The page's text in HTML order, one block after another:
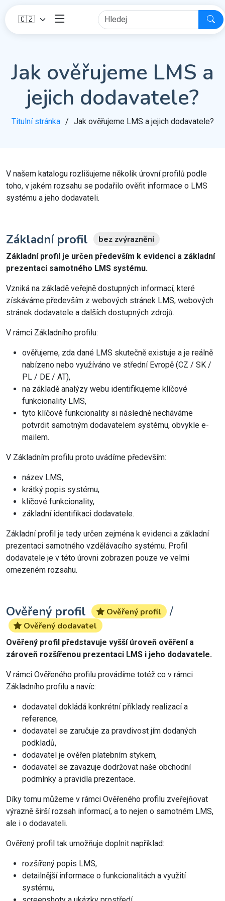
Jak ověřujeme LMS a
jejich dodavatele?
Titulní stránka Jak ověřujeme LMS a jejich dodavatele?
V našem katalogu rozlišujeme několik úrovní profilů podle
toho, v jakém rozsahu se podařilo ověřit informace o LMS
systému a jeho dodavateli.
Základní profil bez zvýraznění
Základní profil je určen především k evidenci a základní
prezentaci samotného LMS systému.
Vzniká na základě veřejně dostupných informací, které
získáváme především z webových stránek LMS, webových
stránek dodavatele a dalších dostupných zdrojů.
V rámci Základního profilu:
ověřujeme, zda dané LMS skutečně existuje a je reálně
nabízeno nebo využíváno ve střední Evropě (CZ / SK /
PL / DE / AT),
na základě analýzy webu identifikujeme klíčové
funkcionality LMS,
tyto klíčové funkcionality si následně necháváme
potvrdit samotným dodavatelem systému, obvykle e-
mailem.
V Základním profilu proto uvádíme především:
název LMS,
krátký popis systému,
klíčové funkcionality,
základní identifikaci dodavatele.
Základní profil je tedy určen zejména k evidenci a základní
prezentaci samotného vzdělávacího systému. Profil
dodavatele je v této úrovni zobrazen pouze ve velmi
omezeném rozsahu.
Ověřený profil Ověřený profil /
Ověřený dodavatel
Ověřený profil představuje vyšší úroveň ověření a
zároveň rozšířenou prezentaci LMS i jeho dodavatele.
V rámci Ověřeného profilu provádíme totéž co v rámci
Základního profilu a navíc:
dodavatel dokládá konkrétní příklady realizací a
reference,
dodavatel se zaručuje za pravdivost jím dodaných
podkladů,
dodavatel je ověřen platebním stykem,
dodavatel se zavazuje dodržovat naše obchodní
podmínky a pravidla prezentace.
Díky tomu můžeme v rámci Ověřeného profilu zveřejňovat
výrazně širší rozsah informací, a to nejen o samotném LMS,
ale i o dodavateli.
Ověřený profil tak umožňuje doplnit například:
rozšířený popis LMS,
detailnější informace o funkcionalitách a využití
systému,